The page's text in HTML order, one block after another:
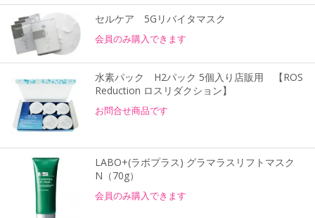
セルケア 5Gリバイタマスク
会員のみ購入できます
水素パック H2パック 5個入り店販用 【ROS
Reduction ロスリダクション】
お問合せ商品です
LABO+(ラボプラス) グラマラスリフトマスク
N（70g）
会員のみ購入できます